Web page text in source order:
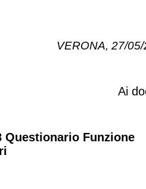
VERONA, 27/
Ai
Questionario Funzione